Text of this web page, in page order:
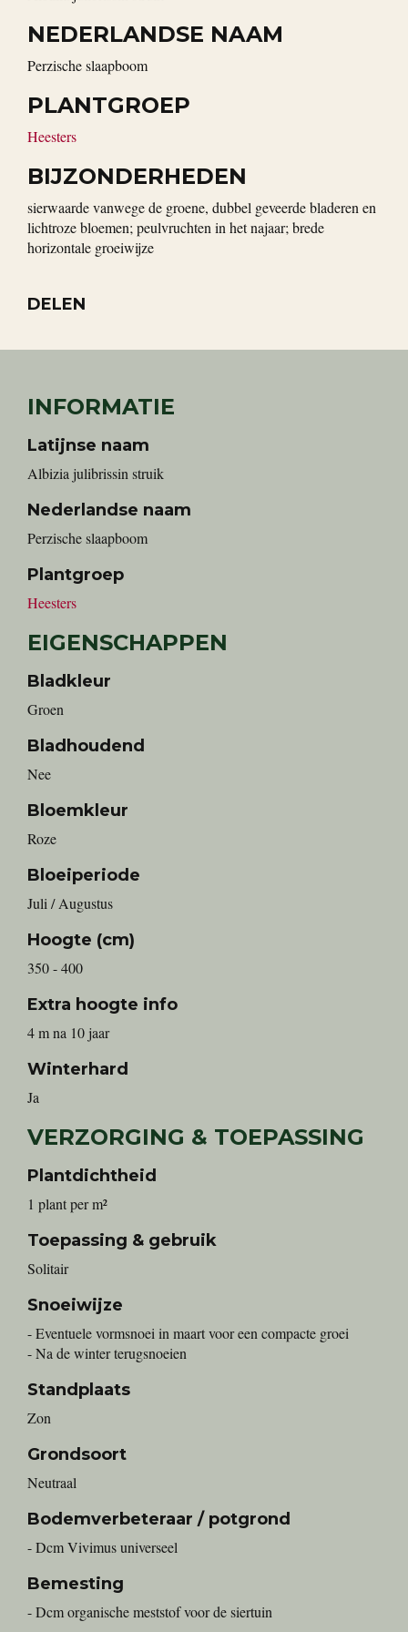
NEDERLANDSE NAAM
Perzische slaapboom
PLANTGROEP
Heesters
BIJZONDERHEDEN
sierwaarde vanwege de groene, dubbel geveerde bladeren en
lichtroze bloemen; peulvruchten in het najaar; brede
horizontale groeiwijze
DELEN
INFORMATIE
Latijnse naam
Albizia julibrissin struik
Nederlandse naam
Perzische slaapboom
Plantgroep
Heesters
EIGENSCHAPPEN
Bladkleur
Groen
Bladhoudend
Nee
Bloemkleur
Roze
Bloeiperiode
Juli / Augustus
Hoogte (cm)
350 - 400
Extra hoogte info
4 m na 10 jaar
Winterhard
Ja
VERZORGING & TOEPASSING
Plantdichtheid
1 plant per m²
Toepassing & gebruik
Solitair
Snoeiwijze
- Eventuele vormsnoei in maart voor een compacte groei
- Na de winter terugsnoeien
Standplaats
Zon
Grondsoort
Neutraal
Bodemverbeteraar / potgrond
- Dcm Vivimus universeel
Bemesting
- Dcm organische meststof voor de siertuin